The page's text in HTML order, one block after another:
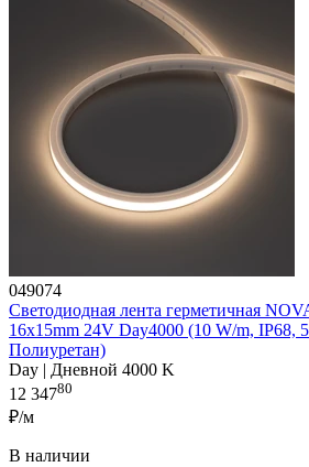
049074
Светодиодная лента герметичная
16x15mm 24V Day4000 (10 W/m, IP68,
Полиуретан)
Day | Дневной 4000 K
12 34780
₽/м
В наличии